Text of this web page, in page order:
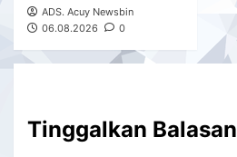
ADS. Acuy Newsbin
06.08.2026
0
Tinggalkan Balasan